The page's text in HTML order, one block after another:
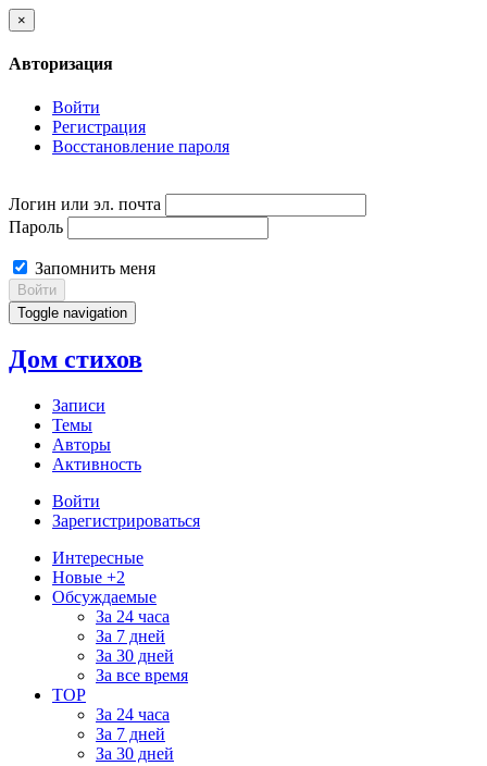
×
Авторизация
Войти
Регистрация
Восстановление пароля
Логин или эл. почта
Пароль
Запомнить меня
Войти
Toggle navigation
Дом стихов
Записи
Темы
Авторы
Активность
Войти
Зарегистрироваться
Интересные
Новые +2
Обсуждаемые
За 24 часа
За 7 дней
За 30 дней
За все время
TOP
За 24 часа
За 7 дней
За 30 дней